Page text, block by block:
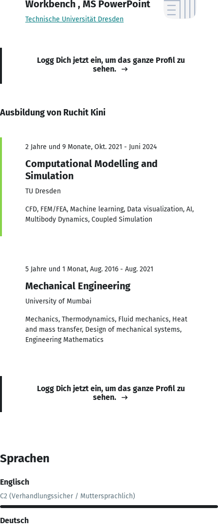
Workbench , MS PowerPoint
Technische Universität Dresden
Logg Dich jetzt ein, um das ganze Profil zu
sehen.
Ausbildung von Ruchit Kini
2 Jahre und 9 Monate, Okt. 2021 - Juni 2024
Computational Modelling and
Simulation
TU Dresden
CFD, FEM/FEA, Machine learning, Data visualization, AI,
Multibody Dynamics, Coupled Simulation
5 Jahre und 1 Monat, Aug. 2016 - Aug. 2021
Mechanical Engineering
University of Mumbai
Mechanics, Thermodynamics, Fluid mechanics, Heat
and mass transfer, Design of mechanical systems,
Engineering Mathematics
Logg Dich jetzt ein, um das ganze Profil zu
sehen.
Sprachen
Englisch
C2 (Verhandlungssicher / Muttersprachlich)
Deutsch